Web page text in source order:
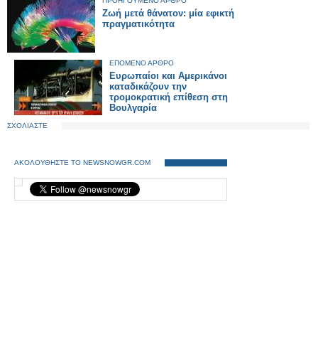
Ζωή μετά θάνατον: μία εφικτή
πραγματικότητα
ΕΠΟΜΕΝΟ ΑΡΘΡΟ
Ευρωπαίοι και Αμερικάνοι
καταδικάζουν την
τρομοκρατική επίθεση στη
Βουλγαρία
ΣΧΟΛΙΑΣΤΕ
ΑΚΟΛΟΥΘΗΣΤΕ ΤΟ NEWSNOWGR.COM